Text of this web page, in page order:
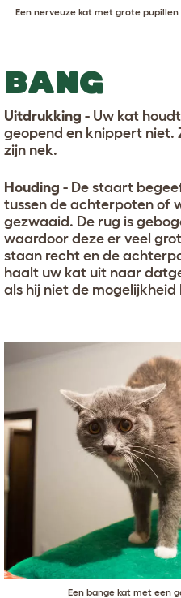
Een nerveuze kat met grote
BANG
Uitdrukking - Uw kat
geopend en knippert niet.
zijn nek.
Houding - De staart
tussen de achterpoten of
gezwaaid. De rug is
waardoor deze er veel
staan recht en de
haalt uw kat uit naar
als hij niet de
Een bange kat met een